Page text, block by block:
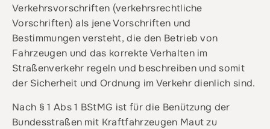
Verkehrsvorschriften (verkehrsrechtliche
Vorschriften) als jene Vorschriften und
Bestimmungen versteht, die den Betrieb von
Fahrzeugen und das korrekte Verhalten im
Straßenverkehr regeln und beschreiben und somit
der Sicherheit und Ordnung im Verkehr dienlich sind.
Nach § 1 Abs 1 BStMG ist für die Benützung der
Bundesstraßen mit Kraftfahrzeugen Maut zu